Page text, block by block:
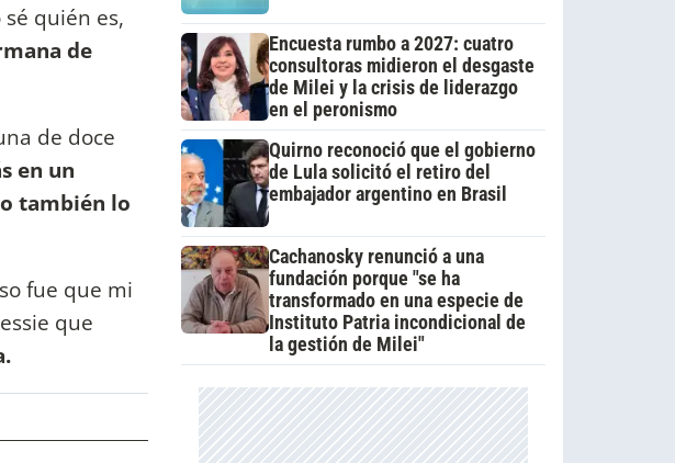
quién es,
de
de doce
en un
también lo
fue que mi
que
Encuesta rumbo a 2027: cuatro
consultoras midieron el desgaste
de Milei y la crisis de liderazgo
en el peronismo
Quirno reconoció que el gobierno
de Lula solicitó el retiro del
embajador argentino en Brasil
Cachanosky renunció a una
fundación porque "se ha
transformado en una especie de
Instituto Patria incondicional de
la gestión de Milei"